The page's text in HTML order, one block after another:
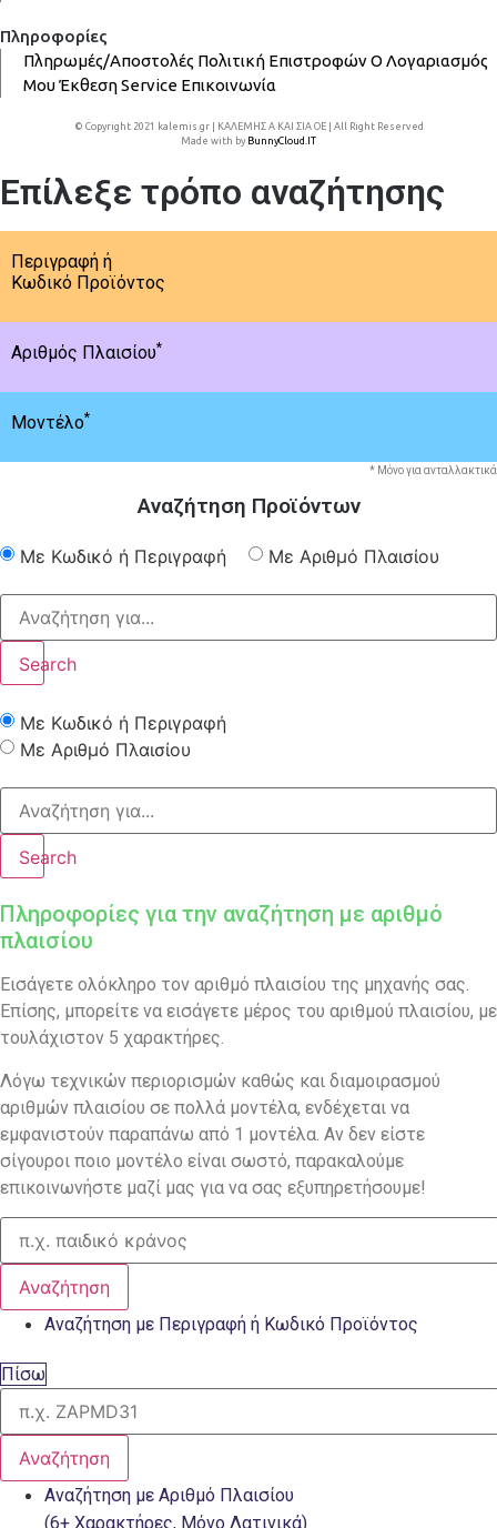
Πληροφορίες
Πληρωμές/Αποστολές Πολιτική ΕπιστροφώνΟ Λογαριασμός
ΜουΈκθεσηService Επικοινωνία
© Copyright 2021 kalemis.gr | ΚΑΛΕΜΗΣ Α ΚΑΙ ΣΙΑ ΟΕ | All Right Reserved
Made with by BunnyCloud.IT
Επίλεξε τρόπο αναζήτησης
Περιγραφή ή
Κωδικό Προϊόντος
Αριθμός Πλαισίου*
Μοντέλο*
* Μόνο για ανταλλακτικά
Αναζήτηση Προϊόντων
Με Κωδικό ή Περιγραφή Με Αριθμό Πλαισίου
Search
Με Κωδικό ή Περιγραφή
Με Αριθμό Πλαισίου
Search
Πληροφορίες για την αναζήτηση με αριθμό
πλαισίου
Εισάγετε ολόκληρο τον αριθμό πλαισίου της μηχανής σας.
Επίσης, μπορείτε να εισάγετε μέρος του αριθμού πλαισίου, με
τουλάχιστον 5 χαρακτήρες.
Λόγω τεχνικών περιορισμών καθώς και διαμοιρασμού
αριθμών πλαισίου σε πολλά μοντέλα, ενδέχεται να
εμφανιστούν παραπάνω από 1 μοντέλα. Αν δεν είστε
σίγουροι ποιο μοντέλο είναι σωστό, παρακαλούμε
επικοινωνήστε μαζί μας για να σας εξυπηρετήσουμε!
Αναζήτηση
Αναζήτηση με Περιγραφή ή Κωδικό Προϊόντος
Πίσω
Αναζήτηση
Αναζήτηση με Αριθμό Πλαισίου
(6+ Χαρακτήρες, Μόνο Λατινικά)